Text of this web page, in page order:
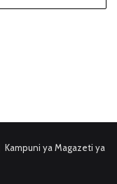
Kampuni ya Magazeti ya